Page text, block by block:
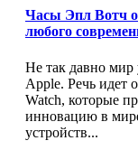
Часы Эпл Вотч
любого
Не так давно мир
Apple. Речь идет
Watch, которые
инновацию в
устройств...